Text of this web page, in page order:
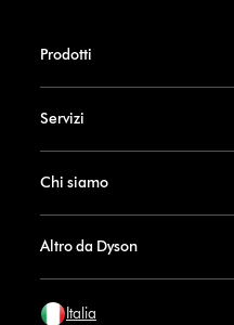
Prodotti
Servizi
Chi siamo
Altro da Dyson
Italia